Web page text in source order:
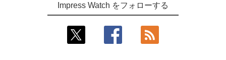
Impress Watch をフォローする